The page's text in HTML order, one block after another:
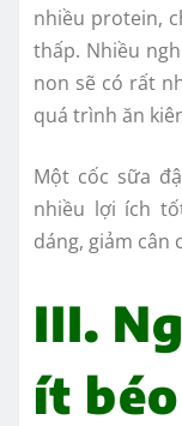
nhiều protein,
thấp. Nhiều
non sẽ có rất
quá trình ăn
Một cốc sữa
nhiều lợi ích
dáng, giảm cân
III.
ít béo